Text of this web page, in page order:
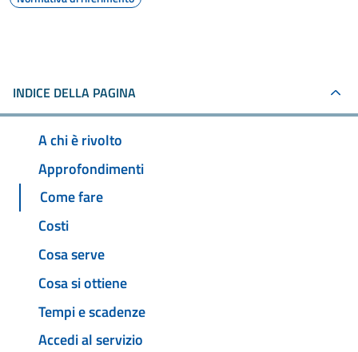
INDICE DELLA PAGINA
A chi è rivolto
Approfondimenti
Come fare
Costi
Cosa serve
Cosa si ottiene
Tempi e scadenze
Accedi al servizio